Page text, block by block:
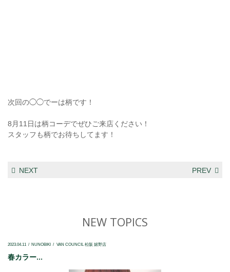
次回の◯◯でーは柄です！
8月11日は柄コーデでぜひご来店ください！
スタッフも柄でお待ちしてます！
NEXT PREV
NEW TOPICS
2023.04.11 NUNOBIKI VAN COUNCIL 松阪 嬉野店
春カラー...